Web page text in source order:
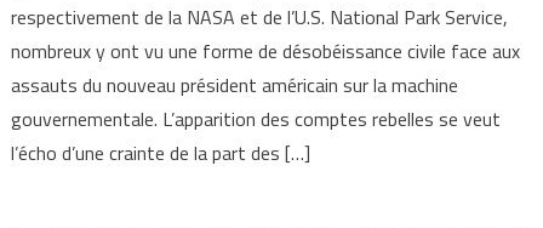
respectivement de la NASA et de l’U.S. National Park Service,
nombreux y ont vu une forme de désobéissance civile face aux
assauts du nouveau président américain sur la machine
gouvernementale. L’apparition des comptes rebelles se veut
l’écho d’une crainte de la part des […]